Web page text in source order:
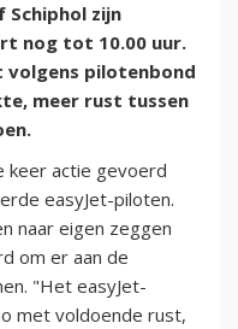
zijn
nog tot 10.00 uur.
volgens pilotenbond
meer rust tussen
keer actie gevoerd
easyJet-piloten.
naar eigen zeggen
om er aan de
"Het easyJet-
met voldoende rust,